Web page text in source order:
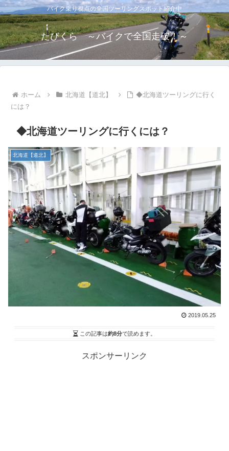
バイク乗り視点の全国ツーリングスポット紹介中
たびくら ～バイクで全国走破！～
ホーム 北海道【道北】
◆北海道ツーリングに行く
には？
◆北海道ツーリングに行くには？
北海道【道北】
2019.05.25
この記事は約8分で読めます。
スポンサーリンク